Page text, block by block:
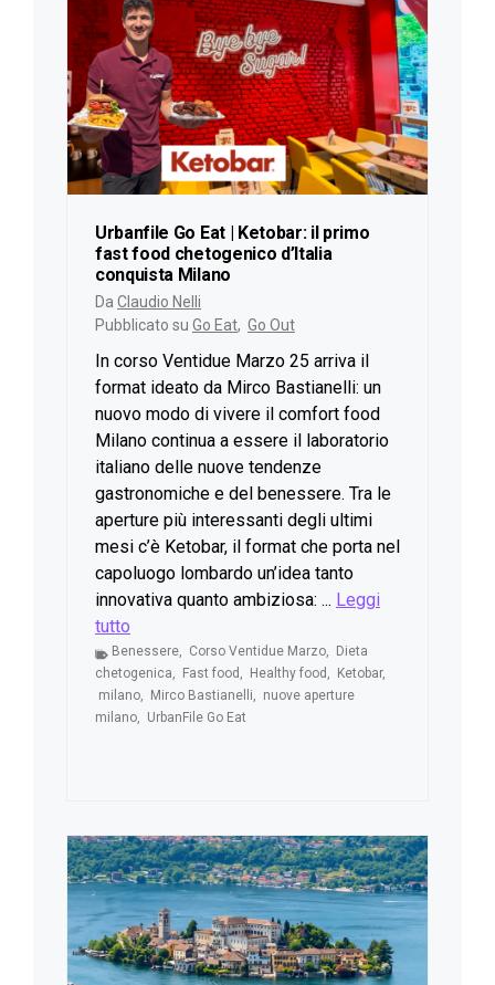
Urbanfile Go Eat | Ketobar: il primo
fast food chetogenico d’Italia
conquista Milano
Da Claudio Nelli
Pubblicato su Go Eat, Go Out
In corso Ventidue Marzo 25 arriva il
format ideato da Mirco Bastianelli: un
nuovo modo di vivere il comfort food
Milano continua a essere il laboratorio
italiano delle nuove tendenze
gastronomiche e del benessere. Tra le
aperture più interessanti degli ultimi
mesi c’è Ketobar, il format che porta nel
capoluogo lombardo un’idea tanto
innovativa quanto ambiziosa: ... Leggi
tutto
Benessere, Corso Ventidue Marzo, Dieta
chetogenica, Fast food , Healthy food , Ketobar,
milano, Mirco Bastianelli, nuove aperture
milano, UrbanFile Go Eat